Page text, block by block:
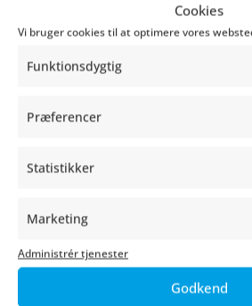
Cookies
Vi bruger cookies til at optimere vores
Funktionsdygtig
Præferencer
Statistikker
Marketing
Administrér tjenester
Godkend